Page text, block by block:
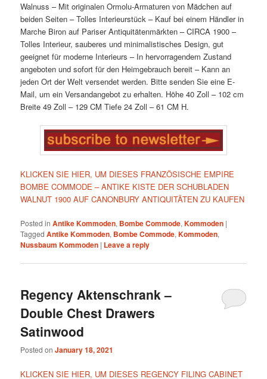
Walnuss – Mit originalen Ormolu-Armaturen von Mädchen auf
beiden Seiten – Tolles Interieurstück – Kauf bei einem Händler in
Marche Biron auf Pariser Antiquitätenmärkten – CIRCA 1900 –
Tolles Interieur, sauberes und minimalistisches Design, gut
geeignet für moderne Interieurs – In hervorragendem Zustand
angeboten und sofort für den Heimgebrauch bereit – Kann an
jeden Ort der Welt versendet werden. Bitte senden Sie eine E-
Mail, um ein Versandangebot zu erhalten. Höhe 40 Zoll – 102 cm
Breite 49 Zoll – 129 CM Tiefe 24 Zoll – 61 CM H.
KLICKEN SIE HIER, UM DIESES FRANZÖSISCHE EMPIRE
BOMBE COMMODE – ANTIKE KISTE DER SCHUBLADEN
WALNUT 1900 AUF CANONBURY ANTIQUITÄTEN ZU KAUFEN
Posted in Antike Kommoden, Bombe Commode,Kommoden |
Tagged Antike Kommoden, Bombe Commode,Kommoden,
Nussbaum Kommoden | Leave a reply
Regency Aktenschrank –
Double Chest Drawers
Satinwood
Posted onJanuary 18, 2021
KLICKEN SIE HIER, UM DIESES REGENCY FILING CABINET